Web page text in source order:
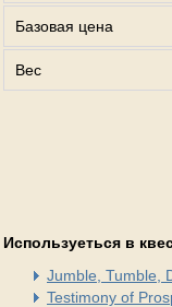
Базовая цена
Вес
Используеться в
Jumble, Tumble,
Testimony of